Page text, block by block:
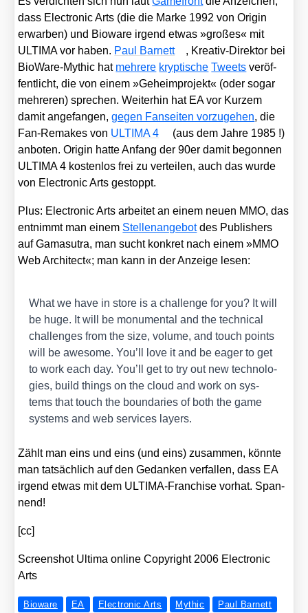
dass Elec­tro­nic Arts (die die Mar­ke 1992 von Ori­gin
erwar­ben) und Bio­wa­re irgend etwas »gro­ßes« mit
ULTIMA vor haben. Paul Bar­nett
, Krea­tiv-Direk­tor bei
Bio­Wa­re-Mythic hat meh­re­re kryp­ti­sche Tweets ver­öf­
fent­licht, die von einem »Geheim­pro­jekt« (oder sogar
meh­re­ren) spre­chen. Wei­ter­hin hat EA vor Kur­zem
damit ange­fan­gen,gegen Fan­sei­ten vor­zu­ge­hen, die
Fan-Remakes von ULTIMA 4
(aus dem Jah­re 1985 !)
anbo­ten. Ori­gin hat­te Anfang der 90er damit begon­nen
ULTIMA 4 kos­ten­los frei zu ver­tei­len, auch das wur­de
von Elec­tro­nic Arts gestoppt.
Plus: Elec­tro­nic Arts arbei­tet an einem neu­en MMO, das
ent­nimmt man einem Stel­len­an­ge­botdes Publishers
auf Gama­su­tra, man sucht kon­kret nach einem »MMO
Web Archi­tect«; man kann in der Anzei­ge lesen:
What we have in store is a chall­enge for you? It will
be huge. It will be monu­men­tal and the tech­ni­cal
chal­lenges from the size, volu­me, and touch points
will be awe­so­me. You’ll love it and be eager to get
to work each day. You’ll get to try out new tech­no­lo­
gies, build things on the cloud and work on sys­
tems that touch the boun­da­ries of both the game
sys­tems and web ser­vices lay­ers.
Zählt man eins und eins (und eins) zusam­men, könn­te
man tat­säch­lich auf den Gedan­ken ver­fal­len, dass EA
irgend etwas mit dem ULTI­MA-Fran­chise vor­hat. Span­
nend!
[cc]
Screen­shot Ulti­ma online Copy­right 2006 Elec­tro­nic
Arts
Bioware EA Electronic Arts Mythic
Paul Barnett